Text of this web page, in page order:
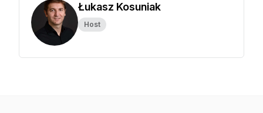
Łukasz Kosuniak
Host